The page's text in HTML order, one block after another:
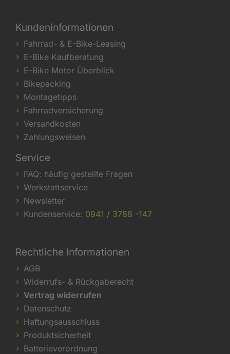
Kundeninformationen
Fahrrad- & E-Bike-Leasing
E-Bike Kaufberatung
E-Bike Motor Überblick
Bikepacking
Montagetipps
Fahrradversicherung
Versandkosten
Zahlungsweisen
Service
FAQ: häufig gestellte Fragen
Werkstattservice
Newsletter
Kundenservice: 0941 / 3788 -147
Rechtliche Informationen
AGB
Widerrufs- & Rückgaberecht
Vertrag widerrufen
Datenschutz
Haftungsausschluss
Produktsicherheit
Batterieverordnung